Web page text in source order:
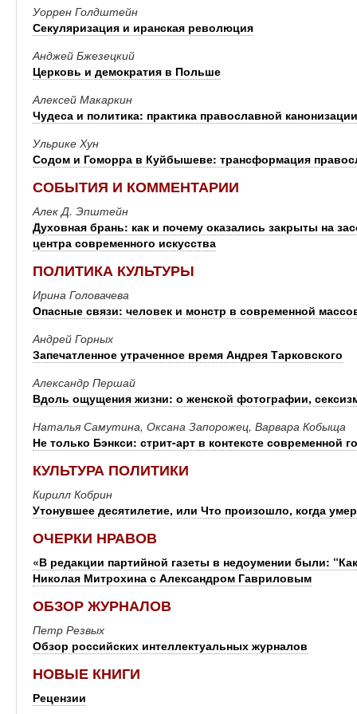
Уоррен Голдштейн
Секуляризация и иранская революция
Анджей Бжезецкий
Церковь и демократия в Польше
Алексей Макаркин
Чудеса и политика: практика православной
Ульрике Хун
Содом и Гоморра в Куйбышеве: трансформация
СОБЫТИЯ И КОММЕНТАРИИ
Алек Д. Эпштейн
Духовная брань: как и почему оказались закрыты на
центра современного искусства
ПОЛИТИКА КУЛЬТУРЫ
Ирина Головачева
Опасные связи: человек и монстр в современной
Андрей Горных
Запечатленное утраченное время Андрея Тарковского
Александр Першай
Вдоль ощущения жизни: о женской фотографии,
Наталья Самутина, Оксана Запорожец, Варвара Кобыща
Не только Бэнкси: стрит-арт в контексте современной
КУЛЬТУРА ПОЛИТИКИ
Кирилл Кобрин
Утонувшее десятилетие, или Что произошло, когда
ОЧЕРКИ НРАВОВ
«В редакции партийной газеты в недоумении были:
Николая Митрохина с Александром Гавриловым
ОБЗОР ЖУРНАЛОВ
Петр Резвых
Обзор российских интеллектуальных журналов
НОВЫЕ КНИГИ
Рецензии